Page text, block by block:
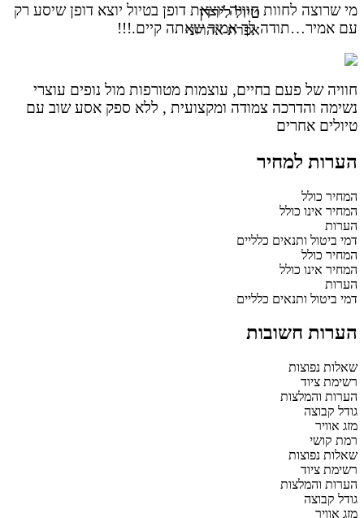
מי שרוצה לחוות חוויה יוצאת דופן בטיול יוצא דופן שיסע רק
עם אמיר…תודה לך אמיר שאתה קיים.!!!
טיול לירדן
אפרת אהרוני
חוויה של פעם בחיים, עוצמות מטורפות מול נופים עוצרי
נשימה והדרכה צמודה ומקצועית , ללא ספק אסע שוב עם
טיולים אחרים
הערות למחיר
המחיר כולל
המחיר אינו כולל
הערות
דמי ביטול ותנאים כלליים
המחיר כולל
המחיר אינו כולל
הערות
דמי ביטול ותנאים כלליים
הערות חשובות
שאלות נפוצות
רשימת ציוד
הערות והמלצות
גודל קבוצה
מזג אוויר
רמת קושי
שאלות נפוצות
רשימת ציוד
הערות והמלצות
גודל קבוצה
מזג אוויר